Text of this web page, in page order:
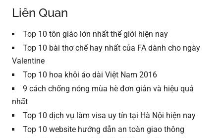
Liên Quan
Top 10 tôn giáo lớn nhất thế giới hiện nay
Top 10 bài thơ chế hay nhất của FA dành cho ngày
Valentine
Top 10 hoa khôi áo dài Việt Nam 2016
9 cách chống nóng mùa hè đơn giản và hiệu quả
nhất
Top 10 dịch vụ làm visa uy tín tại Hà Nội hiện nay
Top 10 website hướng dẫn an toàn giao thông